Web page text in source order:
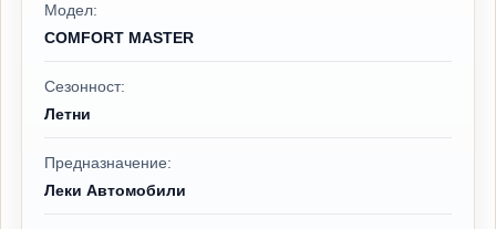
Модел:
COMFORT MASTER
Сезонност:
Летни
Предназначение:
Леки Автомобили